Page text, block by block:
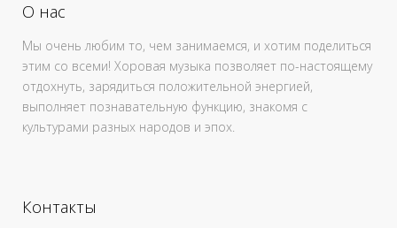
О нас
Мы очень любим то, чем занимаемся, и хотим поделиться
этим со всеми! Хоровая музыка позволяет по-настоящему
отдохнуть, зарядиться положительной энергией,
выполняет познавательную функцию, знакомя с
культурами разных народов и эпох.
Контакты